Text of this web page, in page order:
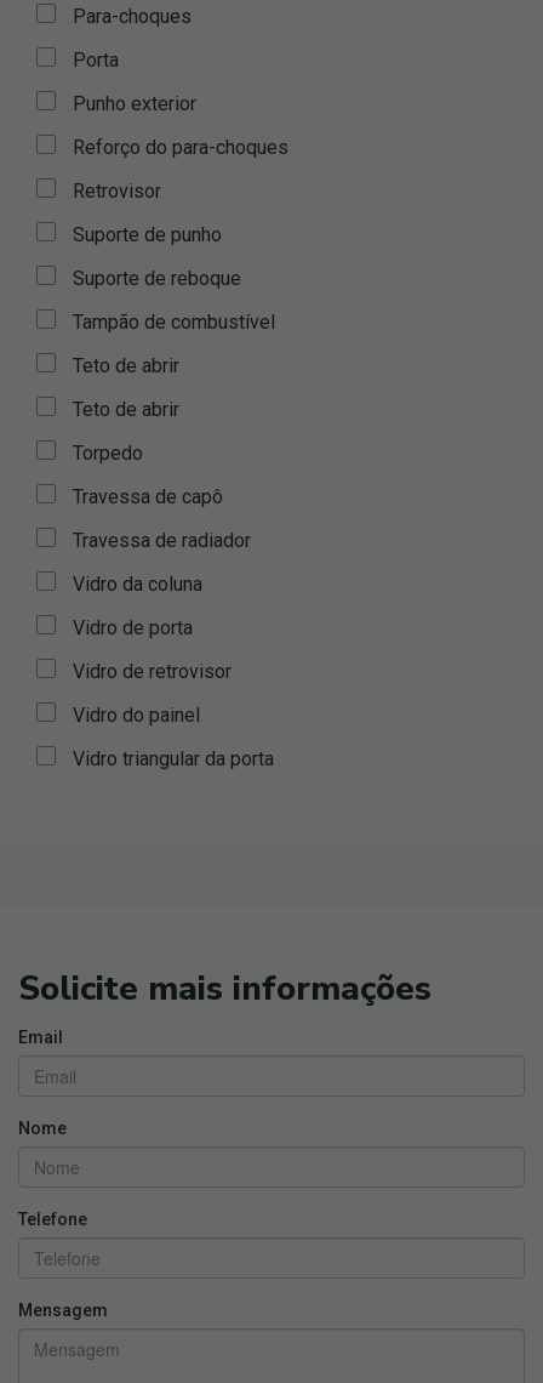
Para-choques
Porta
Punho exterior
Reforço do para-choques
Retrovisor
Suporte de punho
Suporte de reboque
Tampão de combustível
Teto de abrir
Teto de abrir
Torpedo
Travessa de capô
Travessa de radiador
Vidro da coluna
Vidro de porta
Vidro de retrovisor
Vidro do painel
Vidro triangular da porta
Solicite mais informações
Email
Nome
Telefone
Mensagem